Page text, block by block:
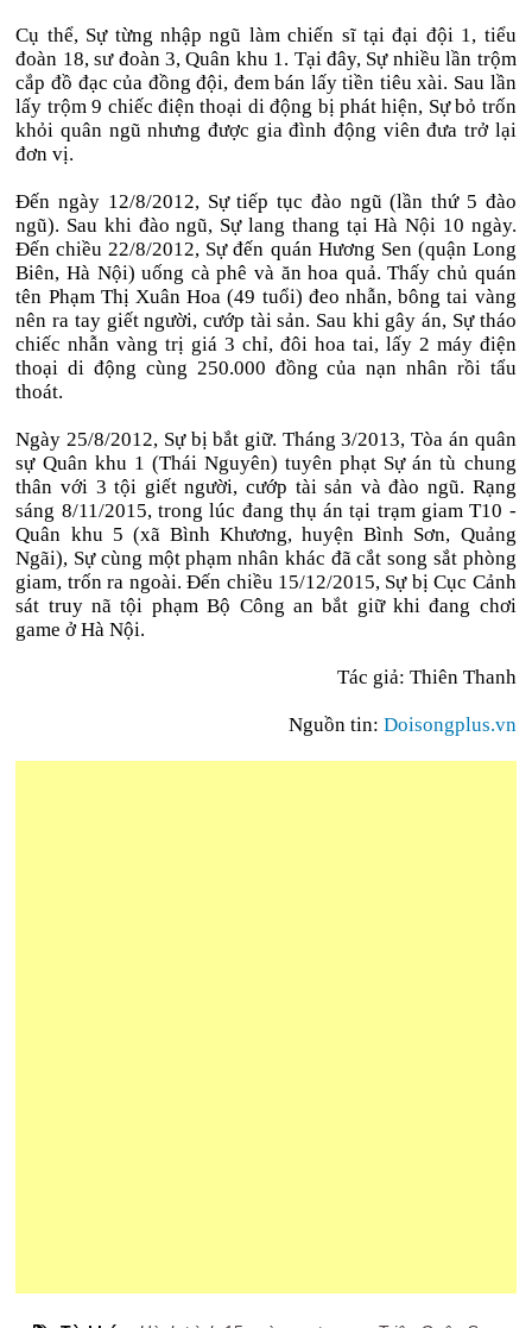
Cụ thể, Sự từng nhập ngũ làm chiến sĩ tại đại đội 1, tiểu
đoàn 18, sư đoàn 3, Quân khu 1. Tại đây, Sự nhiều lần trộm
cắp đồ đạc của đồng đội, đem bán lấy tiền tiêu xài. Sau lần
lấy trộm 9 chiếc điện thoại di động bị phát hiện, Sự bỏ trốn
khỏi quân ngũ nhưng được gia đình động viên đưa trở lại
đơn vị.
Đến ngày 12/8/2012, Sự ​tiếp tục đào ngũ (lần thứ 5 đào
ngũ). Sau khi đào ngũ, Sự lang thang tại Hà Nội 10 ngày.
Đến chiều 22/8/2012, Sự đến quán Hương Sen (quận Long
Biên, Hà Nội) uống cà phê và ăn hoa quả. Thấy chủ quán
tên Phạm Thị Xuân Hoa (49 tuổi) đeo nhẫn, bông tai vàng
nên ra tay giết người, cướp tài sản. Sau khi gây án, Sự tháo
chiếc nhẫn vàng trị giá 3 chỉ, đôi hoa tai, lấy 2 máy điện
thoại di động cùng 250.000 đồng của nạn nhân rồi tẩu
thoát.
Ngày 25/8/2012, Sự bị bắt giữ. Tháng 3/2013, Tòa án quân
sự Quân khu 1 (Thái Nguyên) tuyên phạt Sự án tù chung
thân với ​3 tội giết người, cướp tài sản và đào ngũ. Rạng
sáng 8/11/2015, trong lúc đang thụ án tại trạm giam T10 -
Quân khu 5 (xã Bình Khương, huyện Bình Sơn, Quảng
Ngãi), Sự cùng một phạm nhân khác đã cắt song sắt phòng
giam, trốn ra ngoài. Đến chiều 15/12/2015, Sự bị Cục Cảnh
sát truy nã tội phạm Bộ Công an bắt giữ khi đang chơi
game ở Hà Nội.
Tác giả: Thiên Thanh
Nguồn tin: Doisongplus.vn